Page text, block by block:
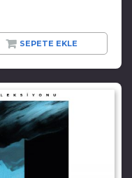
SEPETE EKLE